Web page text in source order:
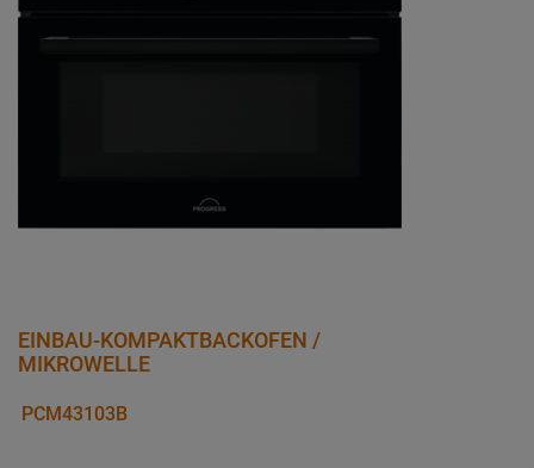
EINBAU-KOMPAKTBACKOFEN /
MIKROWELLE
PCM43103B